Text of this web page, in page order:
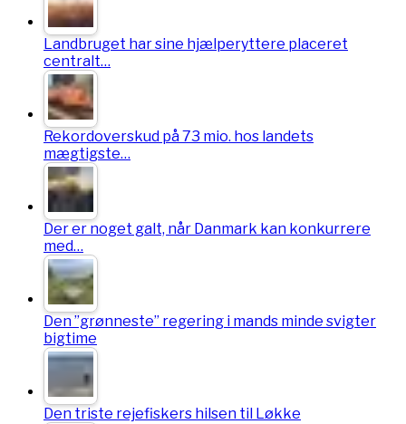
Landbruget har sine hjælperyttere placeret
centralt…
Rekordoverskud på 73 mio. hos landets
mægtigste…
Der er noget galt, når Danmark kan konkurrere
med…
Den ”grønneste” regering i mands minde svigter
bigtime
Den triste rejefiskers hilsen til Løkke